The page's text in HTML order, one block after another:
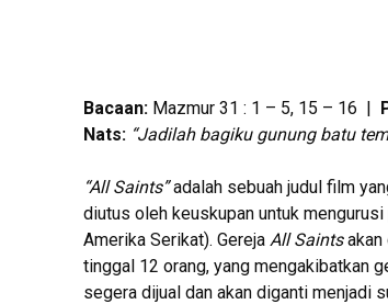
Bacaan: Mazmur 31 : 1 – 5, 15 – 16 |
Nats: “Jadilah bagiku gunung batu
“All Saints”adalah sebuah judul film
diutus oleh keuskupan untuk
Amerika Serikat). Gereja All Saintsakan
tinggal 12 orang, yang mengakibatkan
segera dijual dan akan diganti menjadi